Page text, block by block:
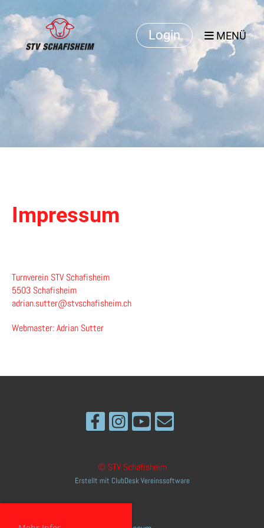
Login MENÜ
Impressum
Turnverein STV Schafisheim
5503 Schafisheim
adrian.sutter@stvschafisheim.ch
Webmaster: Adrian Sutter
© STV Schafisheim
Erstellt mit ClubDesk Vereinssoftware